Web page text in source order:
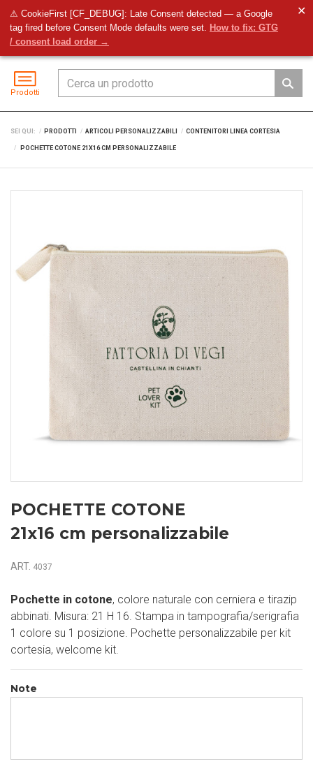
⚠ CookieFirst [CF_DEBUG]: Late Consent detected — a Google
tag fired before Consent Mode defaults were set. How to fix: GTG
/ consent load order →
✕
Prodotti
SEI QUI: PRODOTTI ARTICOLI PERSONALIZZABILI CONTENITORI LINEA CORTESIA
POCHETTE COTONE 21X16 CM PERSONALIZZABILE
POCHETTE COTONE
21x16 cm personalizzabile
ART. 4037
Pochette in cotone, colore naturale con cerniera e tirazip
abbinati. Misura: 21 H 16. Stampa in tampografia/serigrafia
1 colore su 1 posizione. Pochette personalizzabile per kit
cortesia, welcome kit.
Note